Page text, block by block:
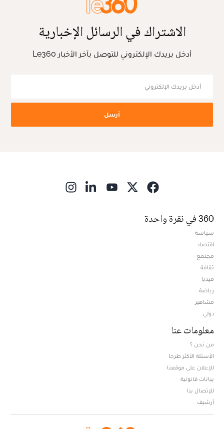
الاشتراك في الرسائل الإخبارية
أدخل بريدك الإلكتروني للتوصل بآخر الأخبار Le360
أرسل
360 في نقرة واحدة
سياسة
اقتصاد
مجتمع
ثقافة
ميديا
رياضة
مشاهير
دولي
معلومات عنا
من نحن ؟
الأسئلة الأكثر طرحا
للإعلان على موقعنا
بيانات قانونية
للإتصال بنا
أرشيف